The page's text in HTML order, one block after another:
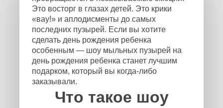
Это восторг в глазах детей. Это крики
«вау!» и аплодисменты до самых
последних пузырей. Если вы хотите
сделать день рождения ребенка
особенным — шоу мыльных пузырей на
день рождения ребенка станет лучшим
подарком, который вы когда-либо
заказывали.
Что такое шоу